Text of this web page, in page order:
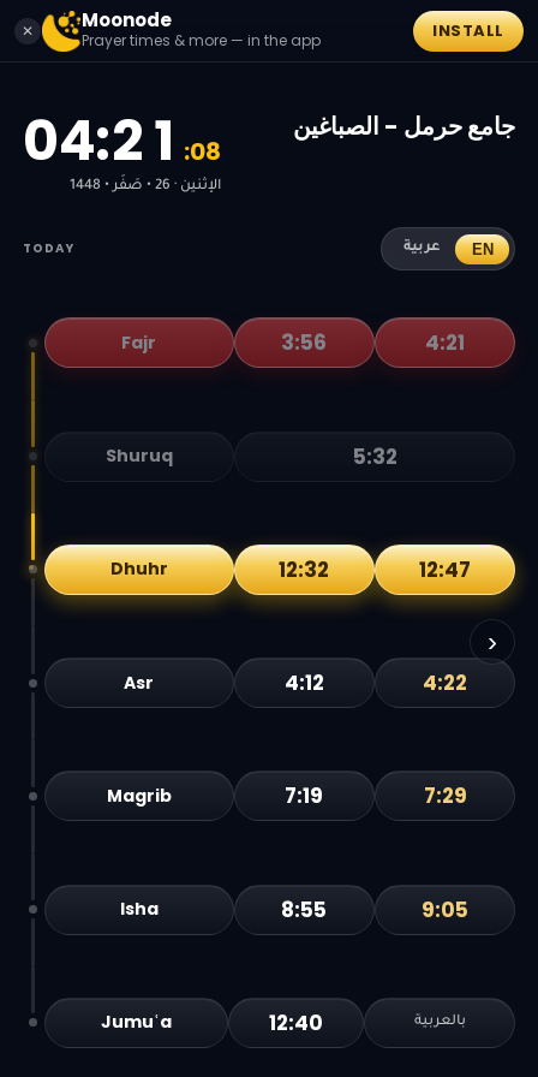
✕ Moonode
Prayer times & more — in the app INSTALL
04:21 :08
الإثنين · 26 • صَفَر • 1448
جامع حرمل - الصباغين
TODAY عربية EN
›
Fajr 3:56 4:21
Shuruq 5:32
Dhuhr 12:32 12:47
Asr 4:12 4:22
Magrib 7:19 7:29
Isha 8:55 9:05
Jumuʿa 12:40 بالعربية